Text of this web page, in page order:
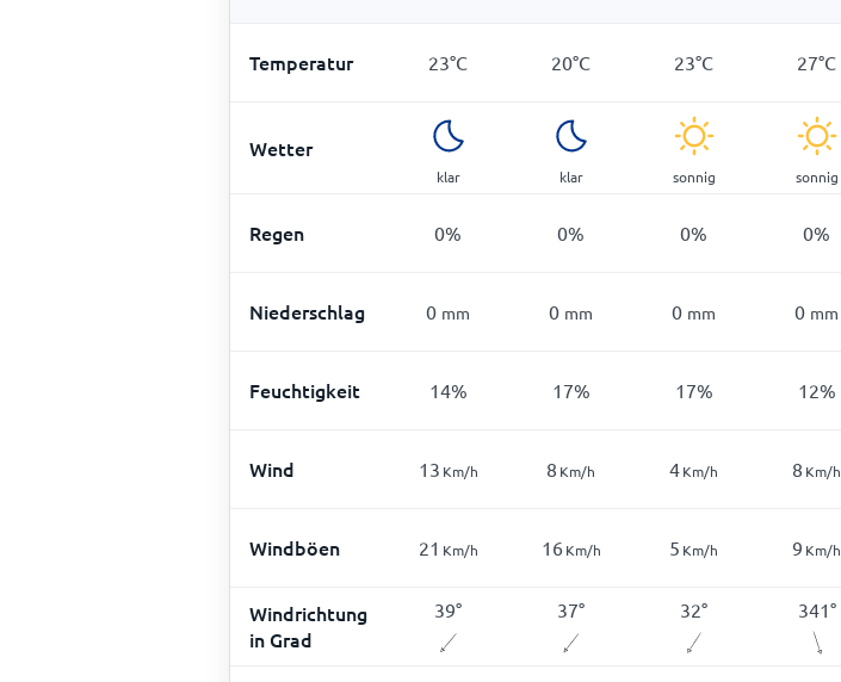
Temperatur 23°C 20°C 23°C 27°C
Wetter
klar klar sonnig sonnig
Regen 0% 0% 0% 0%
Niederschlag 0 mm 0 mm 0 mm 0 mm
Feuchtigkeit 14% 17% 17% 12%
Wind 13 Km/h 8 Km/h 4Km/h 8 Km/h
Windböen 21 Km/h 16 Km/h 5 Km/h 9 Km/h
Windrichtung
in Grad
39° 37° 32° 341°